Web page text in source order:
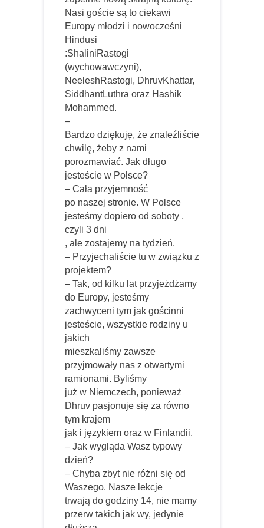
Nasi goście są to ciekawi
Europy młodzi i nowocześni
Hindusi
:ShaliniRastogi
(wychowawczyni),
NeeleshRastogi, DhruvKhattar,
SiddhantLuthra oraz Hashik
Mohammed.
–
Bardzo dziękuję, że znaleźliście
chwilę, żeby z nami
porozmawiać. Jak długo
jesteście w Polsce?
– Cała przyjemność
po naszej stronie. W Polsce
jesteśmy dopiero od soboty ,
czyli 3 dni
, ale zostajemy na tydzień.
– Przyjechaliście tu w związku z
projektem?
– Tak, od kilku lat przyjeżdżamy
do Europy, jesteśmy
zachwyceni tym jak gościnni
jesteście, wszystkie rodziny u
jakich
mieszkaliśmy zawsze
przyjmowały nas z otwartymi
ramionami. Byliśmy
już w Niemczech, ponieważ
Dhruv pasjonuje się za równo
tym krajem
jak i językiem oraz w Finlandii.
– Jak wygląda Wasz typowy
dzień?
– Chyba zbyt nie różni się od
Waszego. Nasze lekcje
trwają do godziny 14, nie mamy
przerw takich jak wy, jedynie